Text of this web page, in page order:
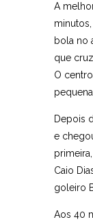
A
bola no
que
O
Depois
e
Caio
goleiro
Aos 40